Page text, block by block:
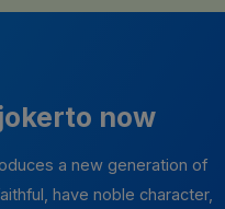
now
a new generation of
have noble character,